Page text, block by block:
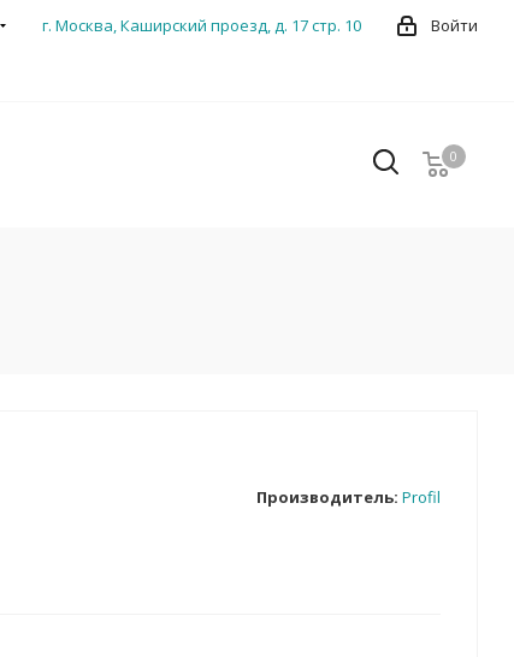
Войти
г. Москва, Каширский проезд, д. 17 стр. 10
0
0
Производитель: Profil